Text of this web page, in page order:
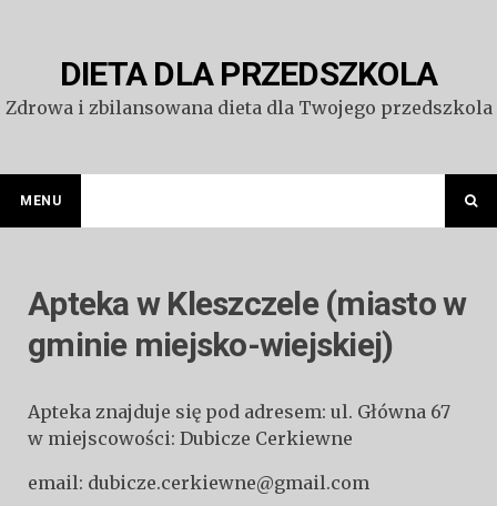
DIETA DLA PRZEDSZKOLA
Zdrowa i zbilansowana dieta dla Twojego przedszkola
MENU
Apteka w Kleszczele (miasto w
gminie miejsko-wiejskiej)
Apteka znajduje się pod adresem: ul. Główna 67
w miejscowości: Dubicze Cerkiewne
email: dubicze.cerkiewne@gmail.com